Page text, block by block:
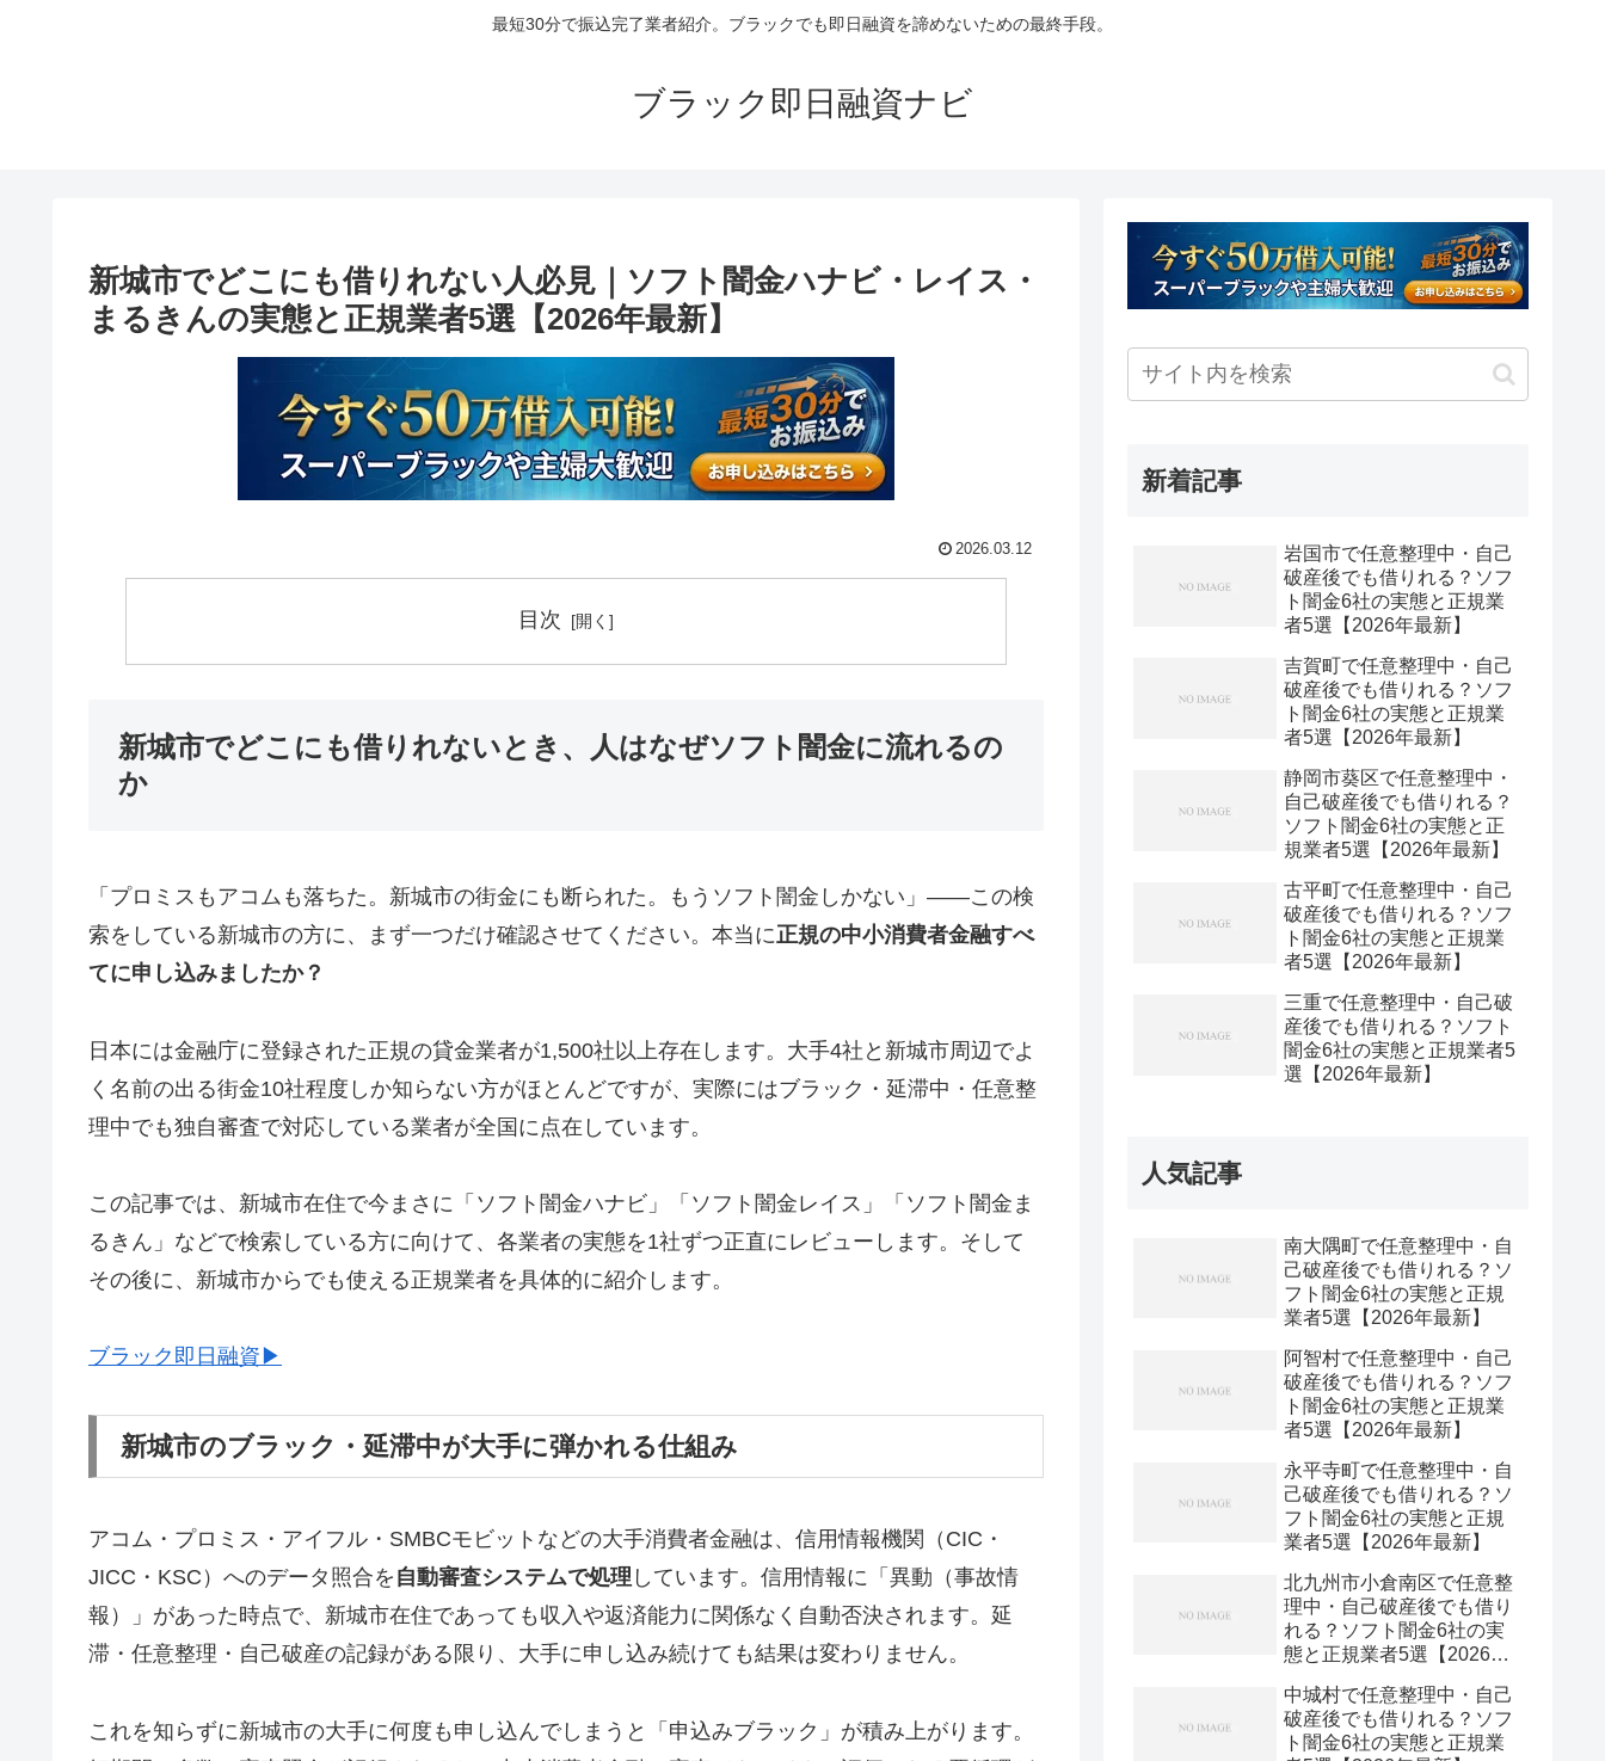
最短30分で振込完了業者紹介。ブラックでも即日融資を諦めないための最終手段。
ブラック即日融資ナビ
新城市でどこにも借りれない人必見｜ソフト闇金ハナビ・レイス・
まるきんの実態と正規業者5選【2026年最新】
2026.03.12
目次
新城市でどこにも借りれないとき、人はなぜソフト闇金に流れるの
か
「プロミスもアコムも落ちた。新城市の街金にも断られた。もうソフト闇金しかない」——この検
索をしている新城市の方に、まず一つだけ確認させてください。本当に正規の中小消費者金融すべ
てに申し込みましたか？
日本には金融庁に登録された正規の貸金業者が1,500社以上存在します。大手4社と新城市周辺でよ
く名前の出る街金10社程度しか知らない方がほとんどですが、実際にはブラック・延滞中・任意整
理中でも独自審査で対応している業者が全国に点在しています。
この記事では、新城市在住で今まさに「ソフト闇金ハナビ」「ソフト闇金レイス」「ソフト闇金ま
るきん」などで検索している方に向けて、各業者の実態を1社ずつ正直にレビューします。そして
その後に、新城市からでも使える正規業者を具体的に紹介します。
ブラック即日融資▶
新城市のブラック・延滞中が大手に弾かれる仕組み
アコム・プロミス・アイフル・SMBCモビットなどの大手消費者金融は、信用情報機関（CIC・
JICC・KSC）へのデータ照合を 自動審査システムで処理 しています。信用情報に「異動（事故情
報）」があった時点で、新城市在住であっても収入や返済能力に関係なく自動否決されます。延
滞・任意整理・自己破産の記録がある限り、大手に申し込み続けても結果は変わりません。
これを知らずに新城市の大手に何度も申し込んでしまうと「申込みブラック」が積み上がります。
新着記事
岩国市で任意整理中・自己
破産後でも借りれる？ソフ
ト闇金6社の実態と正規業
者5選【2026年最新】
吉賀町で任意整理中・自己
破産後でも借りれる？ソフ
ト闇金6社の実態と正規業
者5選【2026年最新】
静岡市葵区で任意整理中・
自己破産後でも借りれる？
ソフト闇金6社の実態と正
規業者5選【2026年最新】
古平町で任意整理中・自己
破産後でも借りれる？ソフ
ト闇金6社の実態と正規業
者5選【2026年最新】
三重で任意整理中・自己破
産後でも借りれる？ソフト
闇金6社の実態と正規業者5
選【2026年最新】
人気記事
南大隅町で任意整理中・自
己破産後でも借りれる？ソ
フト闇金6社の実態と正規
業者5選【2026年最新】
阿智村で任意整理中・自己
破産後でも借りれる？ソフ
ト闇金6社の実態と正規業
者5選【2026年最新】
永平寺町で任意整理中・自
己破産後でも借りれる？ソ
フト闇金6社の実態と正規
業者5選【2026年最新】
北九州市小倉南区で任意整
理中・自己破産後でも借り
れる？ソフト闇金6社の実
態と正規業者5選【2026年
中城村で任意整理中・自己
破産後でも借りれる？ソフ
ト闇金6社の実態と正規業